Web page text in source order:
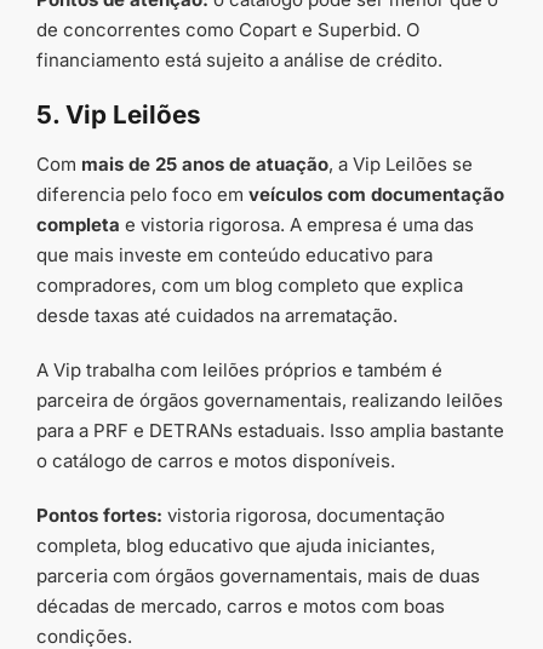
de concorrentes como Copart e Superbid. O
financiamento está sujeito a análise de crédito.
5. Vip Leilões
Com mais de 25 anos de atuação, a Vip Leilões se
diferencia pelo foco em veículos com documentação
completa e vistoria rigorosa. A empresa é uma das
que mais investe em conteúdo educativo para
compradores, com um blog completo que explica
desde taxas até cuidados na arrematação.
A Vip trabalha com leilões próprios e também é
parceira de órgãos governamentais, realizando leilões
para a PRF e DETRANs estaduais. Isso amplia bastante
o catálogo de carros e motos disponíveis.
Pontos fortes: vistoria rigorosa, documentação
completa, blog educativo que ajuda iniciantes,
parceria com órgãos governamentais, mais de duas
décadas de mercado, carros e motos com boas
condições.